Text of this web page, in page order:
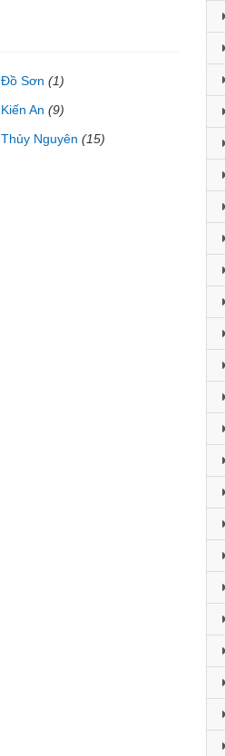
Đồ Sơn (1)
Kiến An (9)
Thủy Nguyên (15)